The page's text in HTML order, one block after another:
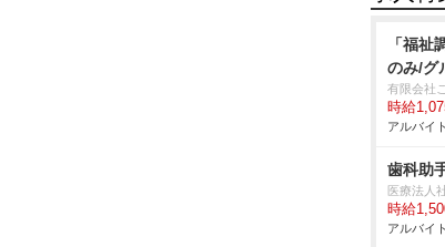
「福祉
のみ/グ
有限会社
時給
アルバイ
歯科助
医療法人
時給
アルバイ